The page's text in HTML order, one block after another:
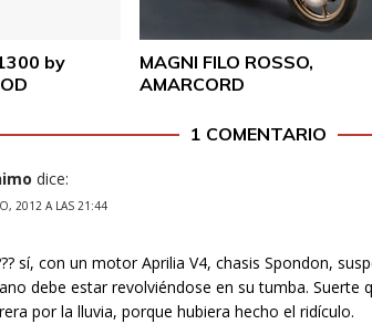
by
MAGNI FILO ROSSO,
AMARCORD
1 COMENTARIO
dice:
2012 A LAS 21:44
sí, con un motor Aprilia V4, chasis Spondon,
debe estar revolviéndose en su tumba. Suerte
por la lluvia, porque hubiera hecho el ridículo.